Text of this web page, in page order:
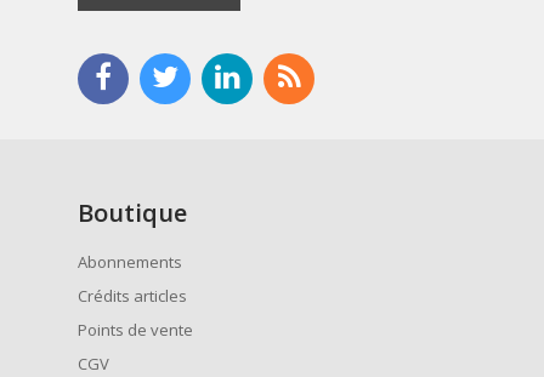
Boutique
Abonnements
Crédits articles
Points de vente
CGV